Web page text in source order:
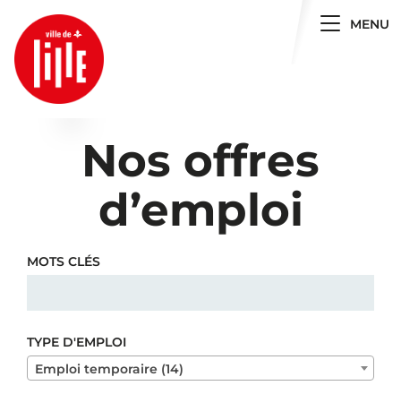
Toggle
MENU
Nos offres
d’emploi
MOTS CLÉS
TYPE D'EMPLOI
Emploi temporaire (14)